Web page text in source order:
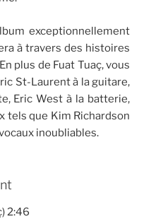
exceptionnellement
à travers des histoires
plus de Fuat Tuaç, vous
St-Laurent à la guitare,
Eric West à la batterie,
tels que Kim Richardson
inoubliables.
2:46